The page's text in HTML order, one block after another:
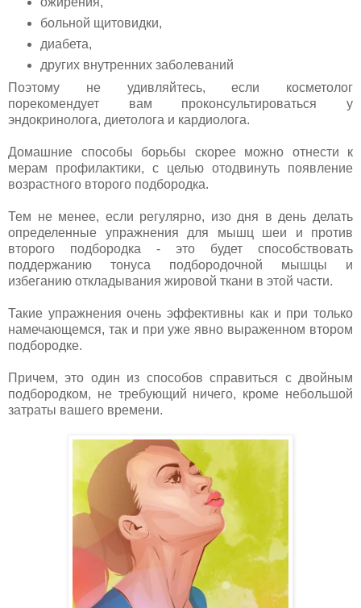
больной щитовидки,
диабета,
других внутренних заболеваний
Поэтому не удивляйтесь, если косметолог
порекомендует вам проконсультироваться у
эндокринолога, диетолога и кардиолога.
Домашние способы борьбы скорее можно отнести к
мерам профилактики, с целью отодвинуть появление
возрастного второго подбородка.
Тем не менее, если регулярно, изо дня в день делать
определенные упражнения для мышц шеи и против
второго подбородка - это будет способствовать
поддержанию тонуса подбородочной мышцы и
избеганию откладывания жировой ткани в этой части.
Такие упражнения очень эффективны как и при только
намечающемся, так и при уже явно выраженном втором
подбородке.
Причем, это один из способов справиться с двойным
подбородком, не требующий ничего, кроме небольшой
затраты вашего времени.